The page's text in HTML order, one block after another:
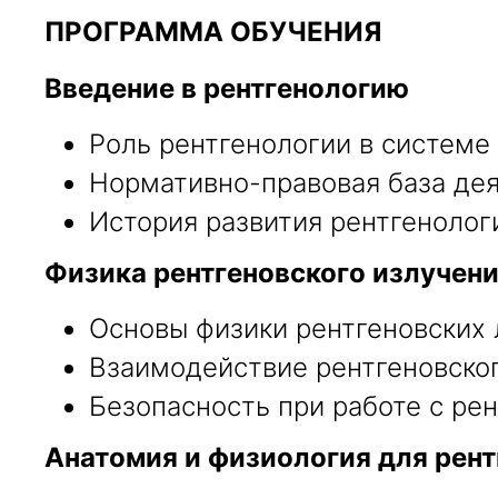
ПРОГРАММА ОБУЧЕНИЯ
Введение в рентгенологию
Роль рентгенологии в
Нормативно-правовая база
История развития
Физика рентгеновского
Основы физики рентгеновских
Взаимодействие
Безопасность при работе с
Анатомия и физиология для